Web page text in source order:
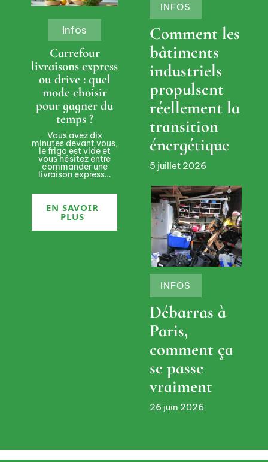
Infos
Carrefour
livraisons express
ou drive : quel
mode choisir
pour gagner du
temps ?
Vous avez dix
minutes devant vous,
le frigo est vide et
vous hésitez entre
commander une
livraison express…
EN SAVOIR
PLUS
INFOS
Comment les
bâtiments
industriels
propulsent
réellement la
transition
énergétique
5 juillet 2026
INFOS
Débarras à
Paris,
comment ça
se passe
vraiment
26 juin 2026